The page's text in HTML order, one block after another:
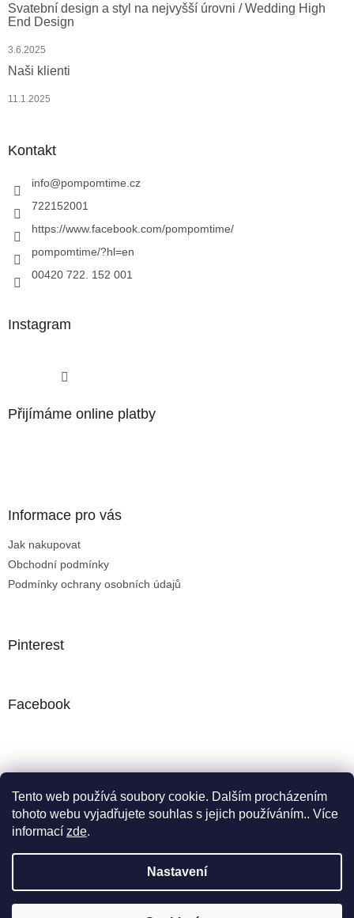
Tento web používá soubory cookie. Dalším procházením
tohoto webu vyjadřujete souhlas s jejich používáním.. Více
informací zde.
Nastavení
Svatební design a styl na nejvyšší úrovni / Wedding High
End Design
3.6.2025
Naši klienti
11.1.2025
Kontakt
info@pompomtime.cz
722152001
https://www.facebook.com/pompomtime/
pompomtime/?hl=en
00420 722. 152 001
Instagram
Přijímáme online platby
Informace pro vás
Jak nakupovat
Obchodní podmínky
Podmínky ochrany osobních údajů
Pinterest
Facebook
0KS /0 KČ
Vytvořil Shoptet